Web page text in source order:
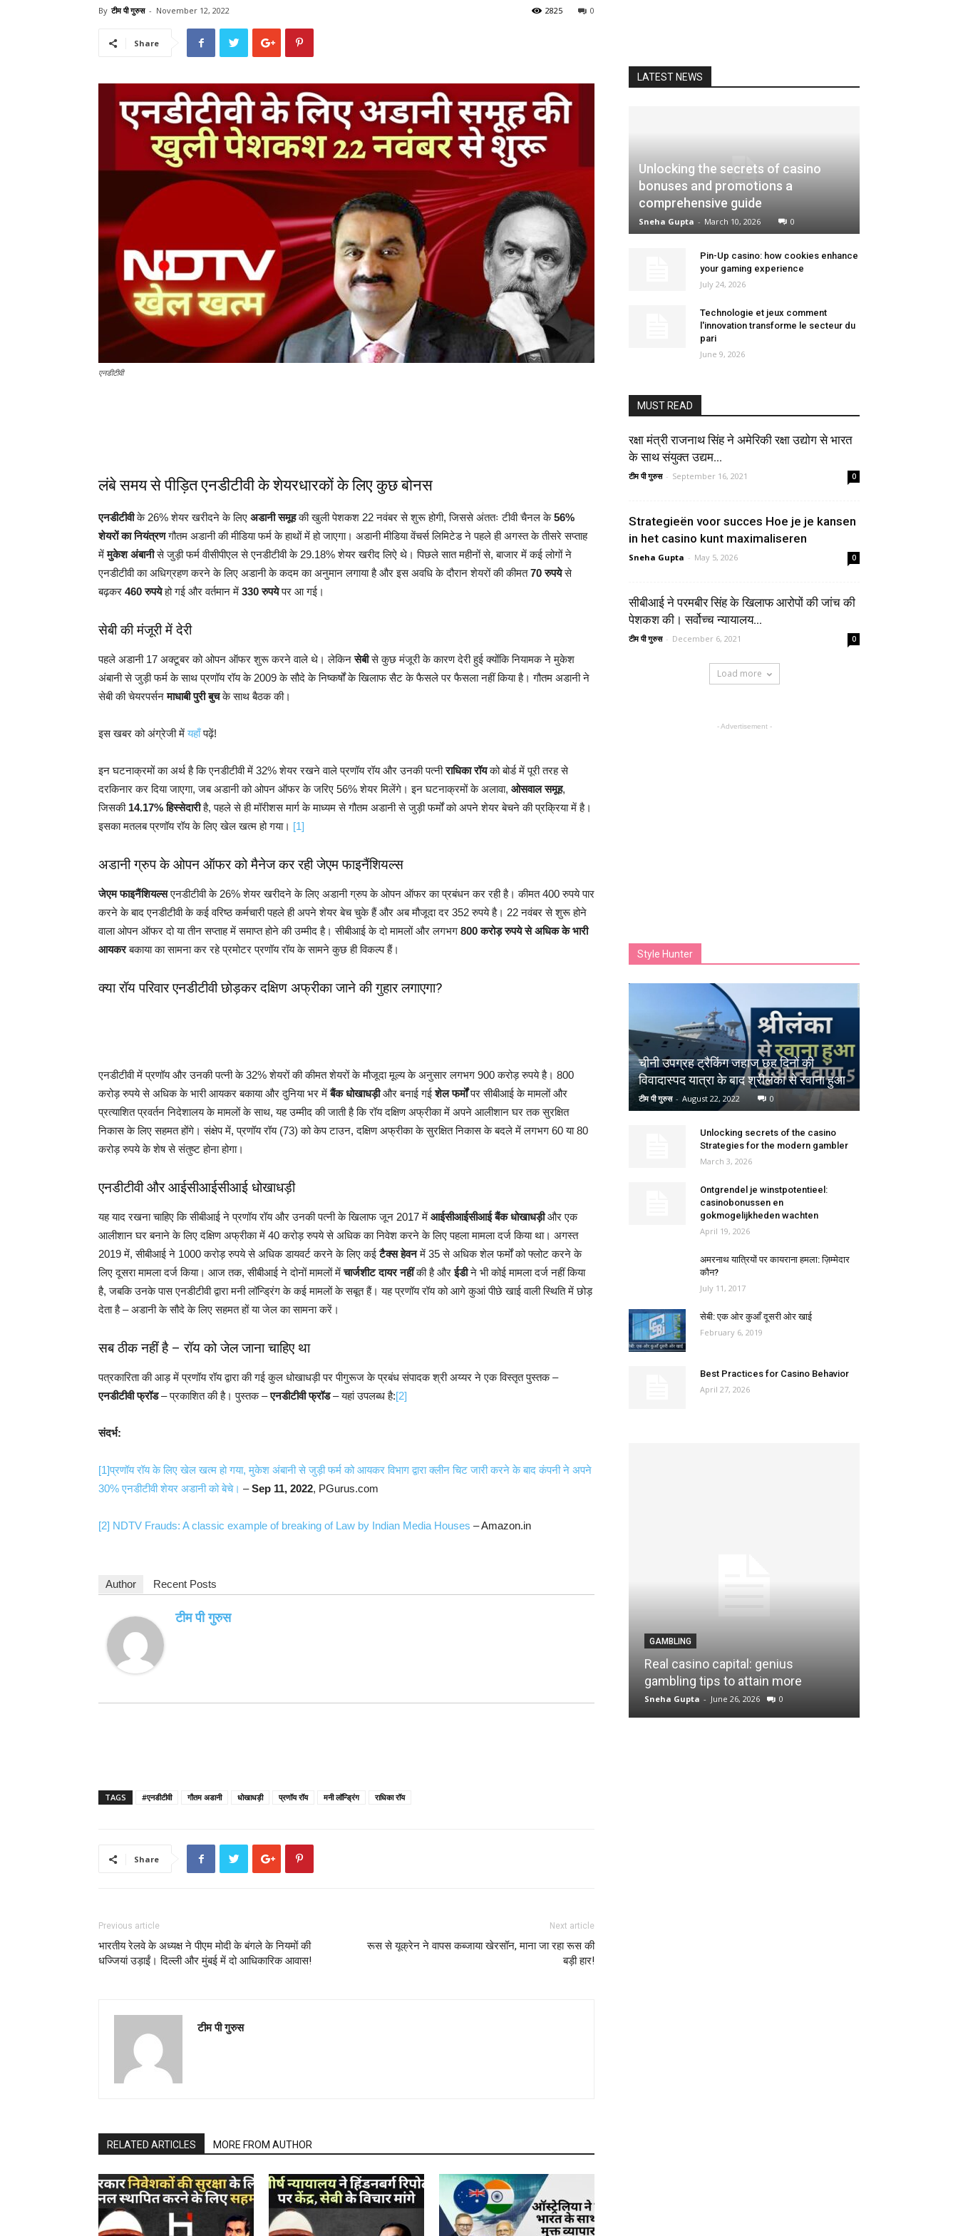
By टीम पी गुरुस - November 12, 2022 0
2825
Share
एनडीटीवी
लंबे समय से पीड़ित एनडीटीवी के शेयरधारकों के लिए कुछ बोनस
एनडीटीवीके 26% शेयर खरीदने के लिए अडानी समूहकी खुली पेशकश 22 नवंबर से शुरू होगी, जिससे अंततः टीवी चैनल के56%
शेयरों का नियंत्रणगौतम अडानी की मीडिया फर्म के हाथों में हो जाएगा। अडानी मीडिया वेंचर्स लिमिटेड ने पहले ही अगस्त के तीसरे सप्ताह
मेंमुकेश अंबानीसे जुड़ी फर्म वीसीपीएल से एनडीटीवी के 29.18% शेयर खरीद लिऐ थे। पिछले सात महीनों से, बाजार में कई लोगों ने
एनडीटीवी का अधिग्रहण करने के लिए अडानी के कदम का अनुमान लगाया है और इस अवधि के दौरान शेयरों की कीमत70 रुपयेसे
बढ़कर 460 रुपयेहो गई और वर्तमान में 330 रुपयेपर आ गई।
सेबी की मंजूरी में देरी
पहले अडानी 17 अक्टूबर को ओपन ऑफर शुरू करने वाले थे। लेकिनसेबीसे कुछ मंजूरी के कारण देरी हुई क्योंकि नियामक ने मुकेश
अंबानी से जुड़ी फर्म के साथ प्रणॉय रॉय के 2009 के सौदे के निष्कर्षों के खिलाफ सैट के फैसले पर फैसला नहीं किया है। गौतम अडानी ने
सेबी की चेयरपर्सनमाधाबी पुरी बुचके साथ बैठक की।
इस खबर को अंग्रेजी मेंयहाँपढ़ें!
इन घटनाक्रमों का अर्थ है कि एनडीटीवी में 32% शेयर रखने वाले प्रणॉय रॉय और उनकी पत्नीराधिका रॉयको बोर्ड में पूरी तरह से
दरकिनार कर दिया जाएगा, जब अडानी को ओपन ऑफर के जरिए 56% शेयर मिलेंगे। इन घटनाक्रमों के अलावा, ओसवाल समूह,
जिसकी 14.17% हिस्सेदारीहै, पहले से ही मॉरीशस मार्ग के माध्यम से गौतम अडानी से जुड़ी फर्मों को अपने शेयर बेचने की प्रक्रिया में है।
इसका मतलब प्रणॉय रॉय के लिए खेल खत्म हो गया। [1]
अडानी ग्रुप के ओपन ऑफर को मैनेज कर रही जेएम फाइनैंशियल्स
जेएम फाइनैंशियल्सएनडीटीवी के 26% शेयर खरीदने के लिए अडानी ग्रुप के ओपन ऑफर का प्रबंधन कर रही है। कीमत 400 रुपये पार
करने के बाद एनडीटीवी के कई वरिष्ठ कर्मचारी पहले ही अपने शेयर बेच चुके हैं और अब मौजूदा दर 352 रुपये है। 22 नवंबर से शुरू होने
वाला ओपन ऑफर दो या तीन सप्ताह में समाप्त होने की उम्मीद है। सीबीआई के दो मामलों और लगभग 800 करोड़ रुपये से अधिक के भारी
आयकरबकाया का सामना कर रहे प्रमोटर प्रणॉय रॉय के सामने कुछ ही विकल्प हैं।
क्या रॉय परिवार एनडीटीवी छोड़कर दक्षिण अफ्रीका जाने की गुहार लगाएगा?
एनडीटीवी में प्रणॉय और उनकी पत्नी के 32% शेयरों की कीमत शेयरों के मौजूदा मूल्य के अनुसार लगभग 900 करोड़ रुपये है। 800
करोड़ रुपये से अधिक के भारी आयकर बकाया और दुनिया भर मेंबैंक धोखाधड़ीऔर बनाई गईशेल फर्मोंपर सीबीआई के मामलों और
प्रत्याशित प्रवर्तन निदेशालय के मामलों के साथ, यह उम्मीद की जाती है कि रॉय दक्षिण अफ्रीका में अपने आलीशान घर तक सुरक्षित
निकास के लिए सहमत होंगे। संक्षेप में, प्रणॉय रॉय (73) को केप टाउन, दक्षिण अफ्रीका के सुरक्षित निकास के बदले में लगभग 60 या 80
करोड़ रुपये के शेष से संतुष्ट होना होगा।
एनडीटीवी और आईसीआईसीआई धोखाधड़ी
यह याद रखना चाहिए कि सीबीआई ने प्रणॉय रॉय और उनकी पत्नी के खिलाफ जून 2017 में आईसीआईसीआई बैंक धोखाधड़ीऔर एक
आलीशान घर बनाने के लिए दक्षिण अफ्रीका में 40 करोड़ रुपये से अधिक का निवेश करने के लिए पहला मामला दर्ज किया था। अगस्त
2019 में, सीबीआई ने 1000 करोड़ रुपये से अधिक डायवर्ट करने के लिए कईटैक्स हेवनमें 35 से अधिक शेल फर्मों को फ्लोट करने के
लिए दूसरा मामला दर्ज किया। आज तक, सीबीआई ने दोनों मामलों मेंचार्जशीट दायर नहींकी है औरईडीने भी कोई मामला दर्ज नहीं किया
है, जबकि उनके पास एनडीटीवी द्वारा मनी लॉन्ड्रिंग के कई मामलों के सबूत हैं। यह प्रणॉय रॉय को आगे कुआं पीछे खाई वाली स्थिति में छोड़
देता है – अडानी के सौदे के लिए सहमत हों या जेल का सामना करें।
सब ठीक नहीं है – रॉय को जेल जाना चाहिए था
पत्रकारिता की आड़ में प्रणॉय रॉय द्वारा की गई कुल धोखाधड़ी पर पीगुरूज के प्रबंध संपादक श्री अय्यर ने एक विस्तृत पुस्तक –
एनडीटीवी फ्रॉड– प्रकाशित की है। पुस्तक –एनडीटीवी फ्रॉड– यहां उपलब्ध है:[2]
संदर्भ:
[1]प्रणॉय रॉय के लिए खेल खत्म हो गया, मुकेश अंबानी से जुड़ी फर्म को आयकर विभाग द्वारा क्लीन चिट जारी करने के बाद कंपनी ने अपने
30% एनडीटीवी शेयर अडानी को बेचे। –Sep 11, 2022, PGurus.com
[2] NDTV Frauds: A classic example of breaking of Law by Indian Media Houses – Amazon.in
Author Recent Posts
टीम पी गुरुस
TAGS #एनडीटीवी गौतम अडानी धोखाधड़ी प्रणॉय रॉय मनी लॉन्ड्रिंग राधिका रॉय
Share
Previous article
भारतीय रेलवे के अध्यक्ष ने पीएम मोदी के बंगले के नियमों की
धज्जियां उड़ाईं। दिल्ली और मुंबई में दो आधिकारिक आवास!
Next article
रूस से यूक्रेन ने वापस कब्जाया खेरसॉन, माना जा रहा रूस की
बड़ी हार!
टीम पी गुरुस
RELATED ARTICLES MORE FROM AUTHOR
LATEST NEWS
Unlocking the secrets of casino
bonuses and promotions a
comprehensive guide
Sneha Gupta - March 10, 2026 0
Pin-Up casino: how cookies enhance
your gaming experience
July 24, 2026
Technologie et jeux comment
l'innovation transforme le secteur du
pari
June 9, 2026
MUST READ
रक्षा मंत्री राजनाथ सिंह ने अमेरिकी रक्षा उद्योग से भारत
के साथ संयुक्त उद्यम...
टीम पी गुरुस - September 16, 2021 0
Strategieën voor succes Hoe je je kansen
in het casino kunt maximaliseren
Sneha Gupta - May 5, 2026 0
सीबीआई ने परमबीर सिंह के खिलाफ आरोपों की जांच की
पेशकश की। सर्वोच्च न्यायालय...
टीम पी गुरुस - December 6, 2021 0
Load more
- Advertisement -
Style Hunter
चीनी उपग्रह ट्रैकिंग जहाज छह दिनों की
विवादास्पद यात्रा के बाद श्रीलंका से रवाना हुआ
टीम पी गुरुस - August 22, 2022 0
Unlocking secrets of the casino
Strategies for the modern gambler
March 3, 2026
Ontgrendel je winstpotentieel:
casinobonussen en
gokmogelijkheden wachten
April 19, 2026
अमरनाथ यात्रियों पर कायराना हमला: ज़िम्मेदार
कौन?
July 11, 2017
सेबी: एक ओर कुआँ दूसरी ओर खाई
February 6, 2019
Best Practices for Casino Behavior
April 27, 2026
GAMBLING
Real casino capital: genius
gambling tips to attain more
Sneha Gupta - June 26, 2026 0